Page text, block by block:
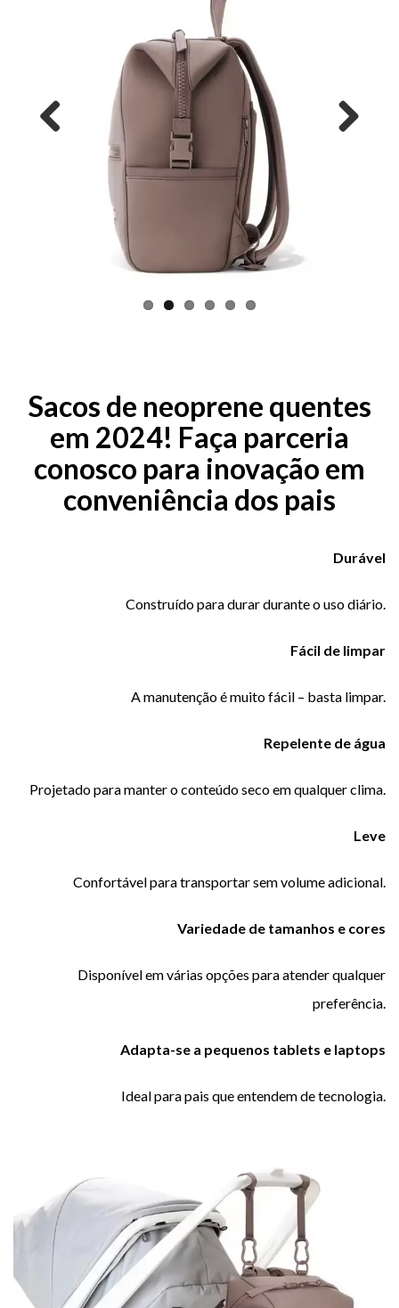
Sacos de neoprene quentes
em 2024! Faça parceria
conosco para inovação em
conveniência dos pais
Durável
Construído para durar durante o uso diário.
Fácil de limpar
A manutenção é muito fácil – basta limpar.
Repelente de água
Projetado para manter o conteúdo seco em qualquer clima.
Leve
Confortável para transportar sem volume adicional.
Variedade de tamanhos e cores
Disponível em várias opções para atender qualquer
preferência.
Adapta-se a pequenos tablets e laptops
Ideal para pais que entendem de tecnologia.